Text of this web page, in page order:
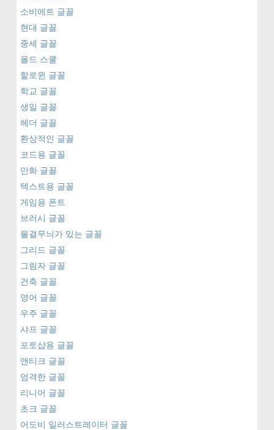
소비에트 글꼴
현대 글꼴
중세 글꼴
올드 스쿨
할로윈 글꼴
학교 글꼴
생일 글꼴
헤더 글꼴
환상적인 글꼴
코드용 글꼴
만화 글꼴
텍스트용 글꼴
게임용 폰트
브러시 글꼴
물결무늬가 있는 글꼴
그리드 글꼴
그림자 글꼴
건축 글꼴
영어 글꼴
우주 글꼴
샤프 글꼴
포토샵용 글꼴
앤티크 글꼴
엄격한 글꼴
리니어 글꼴
초크 글꼴
어도비 일러스트레이터 글꼴